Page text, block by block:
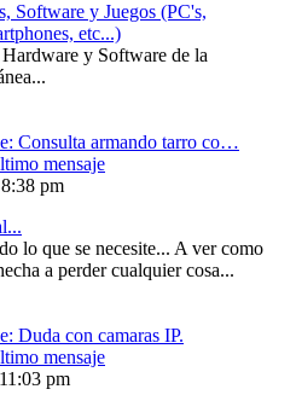
Software y Juegos (PC's,
etc...)
y Software de la
Consulta armando tarro co…
mensaje
pm
lo que se necesite... A ver como
a perder cualquier cosa...
Duda con camaras IP.
mensaje
pm